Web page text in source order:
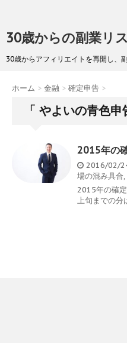
30歳からの副業リ
30歳からアフィリエイトを再開し、
ホーム > 金融 > 確定申告 >
「 やよいの青色
2015年の
2016/02/
場の混み具合,
2015年の確
上旬までの分